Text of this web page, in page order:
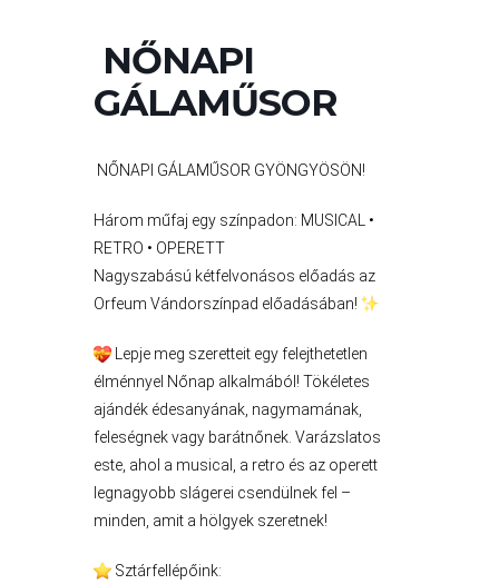
INFORMÁCIÓK
HASZNOS
VÁROS
PÉNZÜGYEI
KÖLTSÉGVETÉSI
NŐNAPI
GÁLAMŰSOR
NŐNAPI GÁLAMŰSOR GYÖNGYÖSÖN!
Három műfaj egy színpadon: MUSICAL •
RETRO • OPERETT
Nagyszabású kétfelvonásos előadás az
Orfeum Vándorszínpad előadásában!
Lepje meg szeretteit egy felejthetetlen
élménnyel Nőnap alkalmából! Tökéletes
ajándék édesanyának, nagymamának,
feleségnek vagy barátnőnek. Varázslatos
este, ahol a musical, a retro és az operett
legnagyobb slágerei csendülnek fel –
minden, amit a hölgyek szeretnek!
Sztárfellépőink: